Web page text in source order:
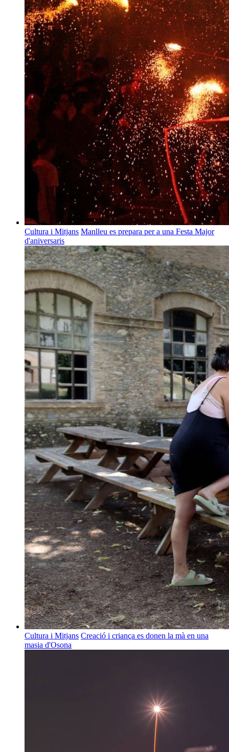
Cultura i Mitjans Manlleu es prepara per a una Festa Major
d'aniversaris
Cultura i Mitjans Creació i criança es donen la mà en una
masia d'Osona